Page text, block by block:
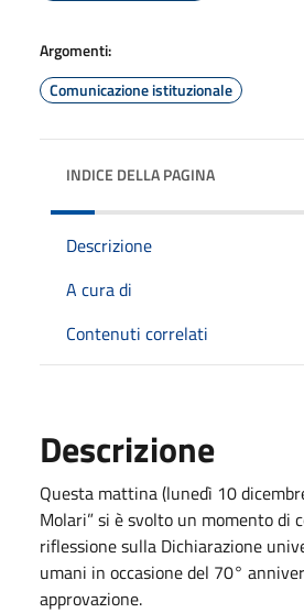
Argomenti:
Comunicazione istituzionale
INDICE DELLA PAGINA
Descrizione
A cura di
Contenuti correlati
Descrizione
Questa mattina (lunedì 10
Molari” si è svolto un momento di
riflessione sulla Dichiarazione
umani in occasione del 70°
approvazione.